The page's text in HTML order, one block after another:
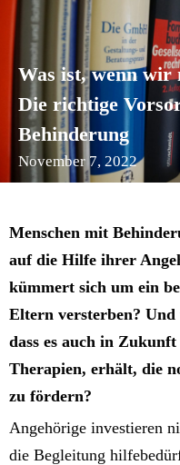
Was ist, wenn wir
Die richtige
Behinderung
November 7, 2022
Menschen mit
auf die Hilfe ihrer
kümmert sich um ein
Eltern versterben?
dass es auch in
Therapien, erhält, die
zu fördern?
Angehörige investieren
die Begleitung